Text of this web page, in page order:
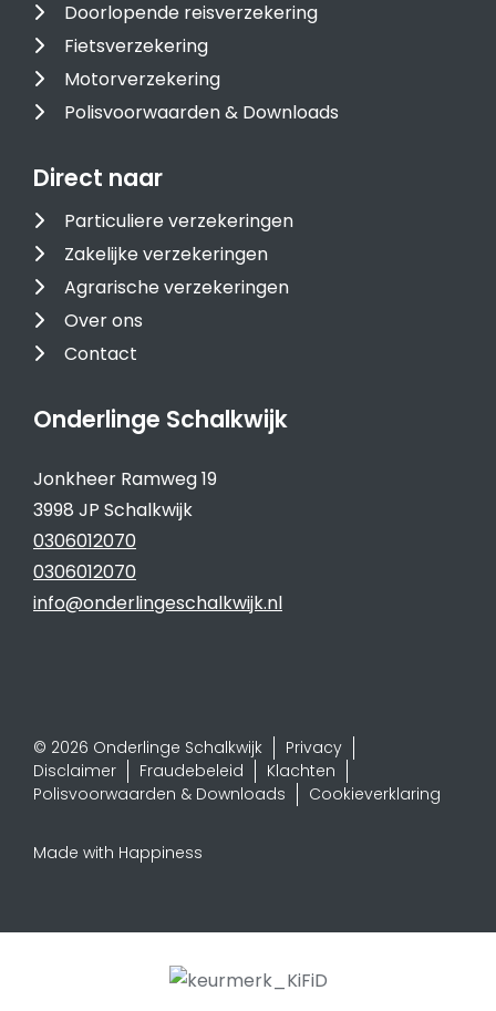
Doorlopende reisverzekering
Fietsverzekering
Motorverzekering
Polisvoorwaarden & Downloads
Direct naar
Particuliere verzekeringen
Zakelijke verzekeringen
Agrarische verzekeringen
Over ons
Contact
Onderlinge Schalkwijk
Jonkheer Ramweg 19
3998 JP Schalkwijk
0306012070
0306012070
info@onderlingeschalkwijk.nl
© 2026 Onderlinge Schalkwijk
Privacy
Disclaimer
Fraudebeleid
Klachten
Polisvoorwaarden & Downloads
Cookieverklaring
Made with Happiness